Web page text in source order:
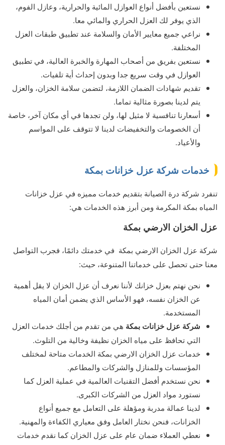
نستعين بأفضل أنواع العوازل المائية والحرارية، وعازل الفوم،
الذي يوفر لك العزل الحراري والمائي معا.
نراعي جميع معايير الأمان والسلامة عند تطبيق طبقات العزل
المختلفة.
نستعين بفريق من أصحاب المهارة والخبرة العالية، في تطبيق
العوازل في وقت سريع جدا وبدون إحداث أية تلفيات.
تقديم شهادات الضمان اللازمة، لتضمن سلامة الخزان، والعزل
يتم لدينا بصورة مثالية تماما.
أسعارنا تنافسية لا مثيل لها، ولن تجدها في أي مكان آخر، خاصة
أن الخصومات والتخفيضات لدينا لا تتوقف على المواسم
والأعياد.
خدمات شركة عزل خزانات بمكة
تنفرد شركة درة الصيانة بتقديم خدمات مميزه في عزل خزانات
المياه بمكة المكرمة ومن أبرز هذه الخدمات هي:
عزل الخزان الارضي بمكة
شركة عزل الخزان الارضي بمكة في خدمتك دائمًا، فجرب التواصل
معنا حتى تحصل على خدماتنا المتنوعة، حيث:
نحن نهتم بعزل خزانك لأننا نعرف أن عزل الخزان لا يقل أهمية
عن الخزان نفسه، فهو الأساس الذي يضمن أمان المياه
المستخدمة.
شركة عزل خزانات بمكة هي من تقدم من أجلك خدمات العزل
التي تحافظ على مياه الخزان نظيفة وخالية من التلوث.
خدمات عزل الخزان الارضي بمكة الخدمات متاحة لمختلف
المؤسسات وللمنازل والشركات والمطاعم.
نحن نستخدم أفضل التقنيات العالمية في عملية العزل كما
نستورد مواد العزل من الشركات الكبرى.
لدينا عمالة مدربة ومؤهلة على التعامل مع جميع أنواع
الخزانات، فنحن نختار العامل وفق معياري الكفاءة والمهنية.
نعطي العملاء ضمان عام على عزل الخزان كما نقدم خدمات